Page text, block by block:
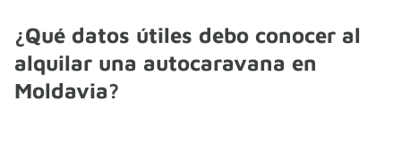
¿Qué datos útiles debo conocer al
alquilar una autocaravana en
Moldavia?